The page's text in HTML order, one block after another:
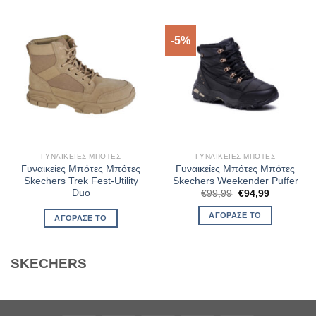
ΓΥΝΑΙΚΕΊΕΣ ΜΠΌΤΕΣ
Γυναικείες Μπότες Μπότες
Skechers Trek Fest-Utility
Duo
ΑΓΌΡΑΣΈ ΤΟ
-5%
ΓΥΝΑΙΚΕΊΕΣ ΜΠΌΤΕΣ
Γυναικείες Μπότες Μπότες
Skechers Weekender Puffer
€99,99 Original
was:
€99,99.
€94,99Η
ΑΓΌΡΑΣΈ ΤΟ
SKECHERS